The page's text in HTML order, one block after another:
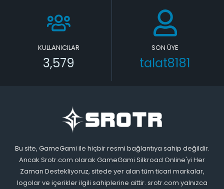
KULLANICILAR
3,579
SON ÜYE
talat8181
Bu site, GameGami ile hiçbir resmi bağlantıya sahip değildir.
Ancak Srotr.com olarak GameGami Silkroad Online'yi Her
Zaman Destekliyoruz, sitede yer alan tüm ticari markalar,
logolar ve içerikler ilgili sahiplerine aittir. srotr.com yalnızca